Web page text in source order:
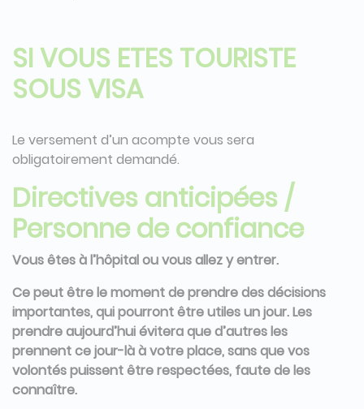
SI VOUS ETES TOURISTE
SOUS VISA
Le versement d’un acompte vous sera
obligatoirement demandé.
Directives anticipées /
Personne de confiance
Vous êtes à l’hôpital ou vous allez y entrer.
Ce peut être le moment de prendre des décisions
importantes, qui pourront être utiles un jour. Les
prendre aujourd’hui évitera que d’autres les
prennent ce jour-là à votre place, sans que vos
volontés puissent être respectées, faute de les
connaître.